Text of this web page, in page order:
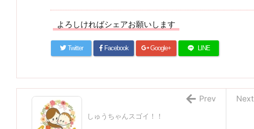
よろしければシェアお願いします
Twitter Facebook Google+ LINE
Next
しゅうちゃんスゴイ！！
Prev